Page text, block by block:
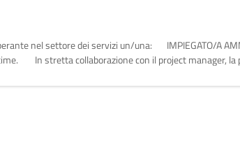
nel settore dei servizi un/una: IMPIEGATO/A
In stretta collaborazione con il project manager, la